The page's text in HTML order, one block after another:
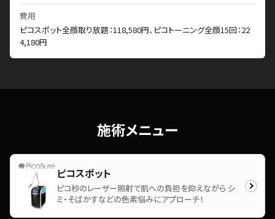
費用
ピコスポット全顔取り放題：118,580円、ピコトーニング全顔15回：22
4,180円
施術メニュー
ピコスポット
ピコ秒のレーザー照射で肌への負担を抑えながら シ
ミ・そばかすなどの色素悩みにアプローチ！